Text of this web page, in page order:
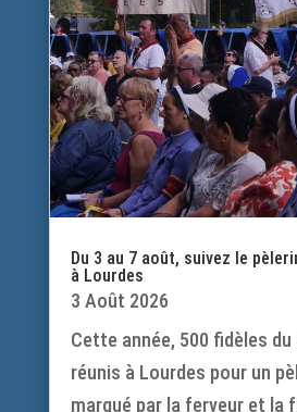
Du 3 au 7 août, suivez le
à Lourdes
3 Août 2026
Cette année, 500 fidèles
réunis à Lourdes pour un
marqué par la ferveur et la